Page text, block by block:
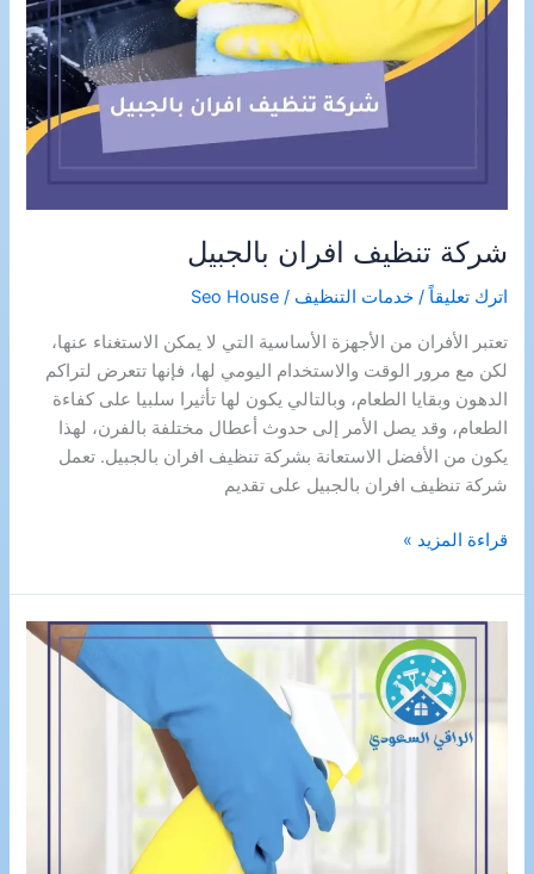
شركة تنظيف افران بالجبيل
اترك تعليقاً /خدمات التنظيف /
Seo House
تعتبر الأفران من الأجهزة الأساسية التي لا يمكن الاستغناء عنها،
لكن مع مرور الوقت والاستخدام اليومي لها، فإنها تتعرض لتراكم
الدهون وبقايا الطعام، وبالتالي يكون لها تأثيرا سلبيا على كفاءة
الطعام، وقد يصل الأمر إلى حدوث أعطال مختلفة بالفرن، لهذا
يكون من الأفضل الاستعانة بشركة تنظيف افران بالجبيل. تعمل
شركة تنظيف افران بالجبيل على تقديم
شركة
افران
بالجبيل
قراءة المزيد »